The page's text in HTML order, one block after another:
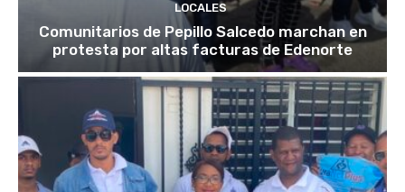
LOCALES
Comunitarios de Pepillo Salcedo marchan en
protesta por altas facturas de Edenorte